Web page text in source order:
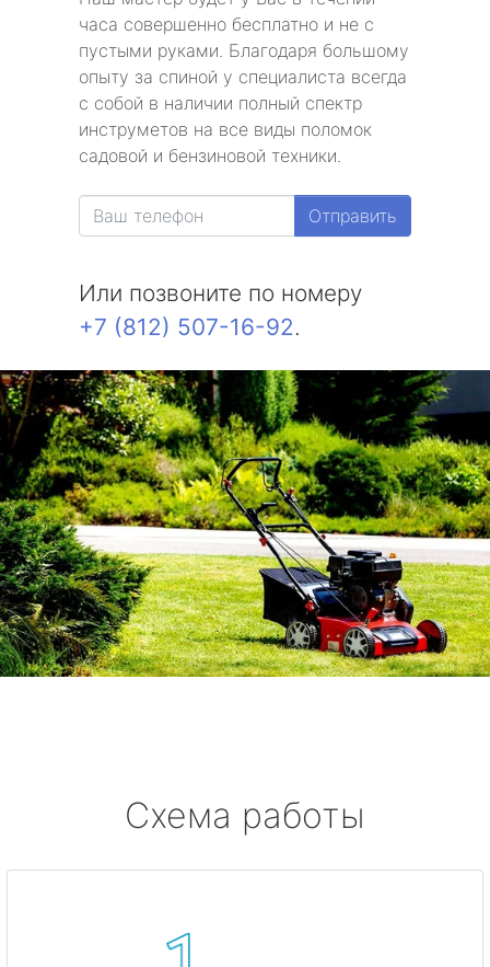
часа совершенно бесплатно и не с
пустыми руками. Благодаря большому
опыту за спиной у специалиста всегда
с собой в наличии полный спектр
инструметов на все виды поломок
садовой и бензиновой техники.
Отправить
Или позвоните по номеру
+7 (812) 507-16-92.
Схема работы